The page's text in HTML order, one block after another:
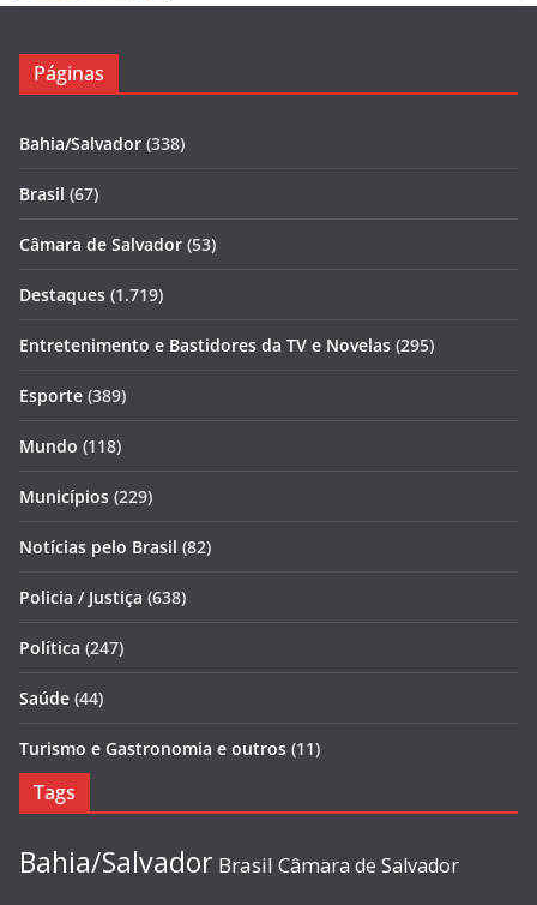
Páginas
Bahia/Salvador (338)
Brasil (67)
Câmara de Salvador (53)
Destaques (1.719)
Entretenimento e Bastidores da TV e Novelas (295)
Esporte (389)
Mundo (118)
Municípios (229)
Notícias pelo Brasil (82)
Policia / Justiça (638)
Política (247)
Saúde (44)
Turismo e Gastronomia e outros (11)
Tags
Bahia/Salvador Brasil Câmara de Salvador